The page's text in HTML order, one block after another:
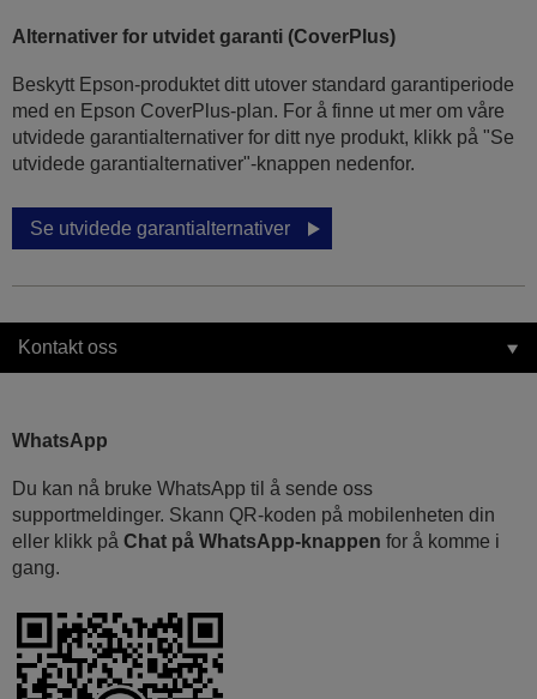
Alternativer for utvidet garanti (CoverPlus)
Beskytt Epson-produktet ditt utover standard garantiperiode
med en Epson CoverPlus-plan. For å finne ut mer om våre
utvidede garantialternativer for ditt nye produkt, klikk på "Se
utvidede garantialternativer"-knappen nedenfor.
Se utvidede garantialternativer
Kontakt oss
WhatsApp
Du kan nå bruke WhatsApp til å sende oss
supportmeldinger. Skann QR-koden på mobilenheten din
eller klikk på Chat på WhatsApp-knappen for å komme i
gang.